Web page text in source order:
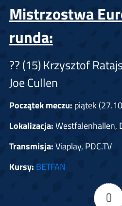
Mistrzostwa
runda:
?? (15) Krzysztof
Joe Cullen
Początek meczu: piątek
Lokalizacja:Westfalenhallen,
Transmisja:Viaplay, PDC.TV
Kursy: BETFAN
0